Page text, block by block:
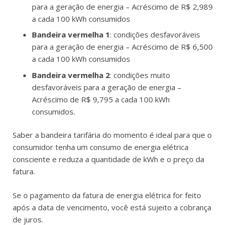
para a geração de energia – Acréscimo de R$ 2,989
a cada 100 kWh consumidos
Bandeira vermelha 1: condições desfavoráveis
para a geração de energia – Acréscimo de R$ 6,500
a cada 100 kWh consumidos
Bandeira vermelha 2: condições muito
desfavoráveis para a geração de energia –
Acréscimo de R$ 9,795 a cada 100 kWh
consumidos.
Saber a bandeira tarifária do momento é ideal para que o
consumidor tenha um consumo de energia elétrica
consciente e reduza a quantidade de kWh e o preço da
fatura.
Se o pagamento da fatura de energia elétrica for feito
após a data de vencimento, você está sujeito a cobrança
de juros.